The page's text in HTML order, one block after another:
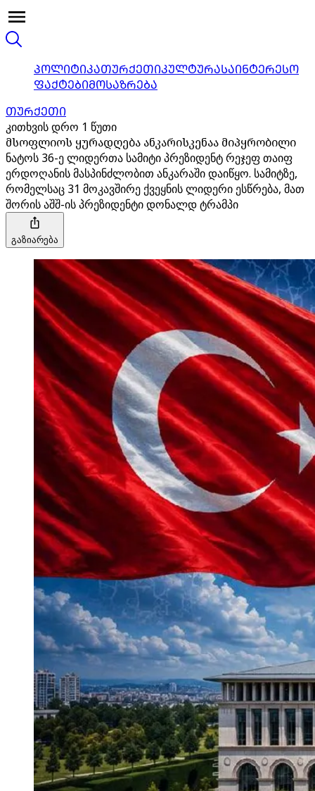
ᲞᲝᲚᲘᲢᲘᲙᲐᲗᲣᲠᲥᲔᲗᲘᲙᲣᲚᲢᲣᲠᲐᲡᲐᲘᲜᲢᲔᲠᲔᲡᲝ
ᲤᲐᲥᲢᲔᲑᲘᲛᲝᲡᲐᲖᲠᲔᲑᲐ
ᲗᲣᲠᲥᲔᲗᲘ
კითხვის დრო 1 წუთი
მსოფლიოს ყურადღება ანკარისკენაა მიპყრობილი
ნატოს 36-ე ლიდერთა სამიტი პრეზიდენტ რეჯეფ თაიფ
ერდოღანის მასპინძლობით ანკარაში დაიწყო. სამიტზე,
რომელსაც 31 მოკავშირე ქვეყნის ლიდერი ესწრება, მათ
შორის აშშ-ის პრეზიდენტი დონალდ ტრამპი
გაზიარება